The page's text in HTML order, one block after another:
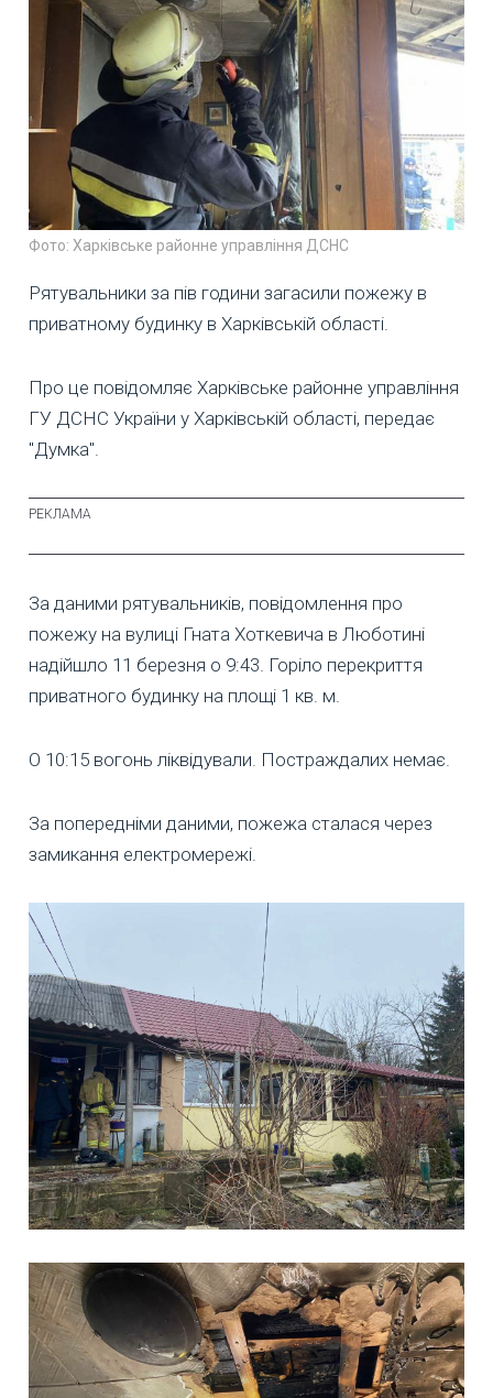
Фото: Харківське районне управління ДСНС
Рятувальники за пів години загасили пожежу в
приватному будинку в Харківській області.
Про це повідомляє Харківське районне управління
ГУ ДСНС України у Харківській області, передає
"Думка".
За даними рятувальників, повідомлення про
пожежу на вулиці Гната Хоткевича в Люботині
надійшло 11 березня о 9:43. Горіло перекриття
приватного будинку на площі 1 кв. м.
О 10:15 вогонь ліквідували. Постраждалих немає.
За попередніми даними, пожежа сталася через
замикання електромережі.